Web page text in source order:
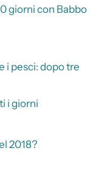
giorni con Babbo
i pesci: dopo tre
i giorni
2018?